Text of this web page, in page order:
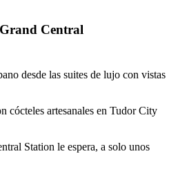
Central
desde las suites de lujo con vistas
cócteles artesanales en Tudor City
Station le espera, a solo unos